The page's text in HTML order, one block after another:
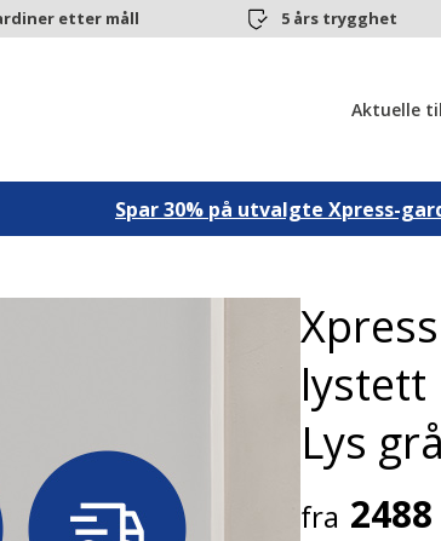
etter måll 5 års trygghet
Aktuelle
Spar 30% på utvalgte Xpress-
lystett
Lys grå
fra